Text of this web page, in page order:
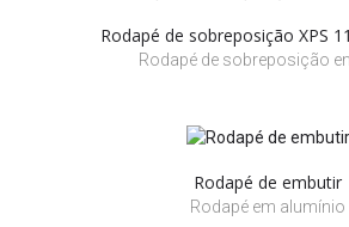
Rodapé de sobreposição XPS
Rodapé de sobreposição
Rodapé de embutir
Rodapé em alumínio